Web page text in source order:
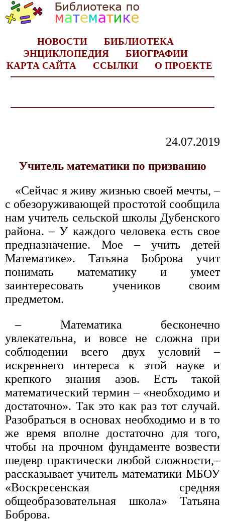
НОВОСТИ
БИБЛИОТЕКА
ЭНЦИКЛОПЕДИЯ
БИОГРАФИИ
КАРТА САЙТА
ССЫЛКИ О ПРОЕКТЕ
24.07.2019
Учитель математики по призванию
«Сейчас я живу жизнью своей мечты, –
с обезоруживающей простотой сообщила
нам учитель сельской школы Дубенского
района. – У каждого человека есть свое
предназначение. Мое – учить детей
Математике». Татьяна Боброва учит
понимать математику и умеет
заинтересовать учеников своим
предметом.
– Математика бесконечно
увлекательна, и вовсе не сложна при
соблюдении всего двух условий –
искреннего интереса к этой науке и
крепкого знания азов. Есть такой
математический термин – «необходимо и
достаточно». Так это как раз тот случай.
Разобраться в основах необходимо и в то
же время вполне достаточно для того,
чтобы на прочном фундаменте возвести
шедевр практически любой сложности,–
рассказывает учитель математики МБОУ
«Воскресенская средняя
общеобразовательная школа» Татьяна
Боброва.